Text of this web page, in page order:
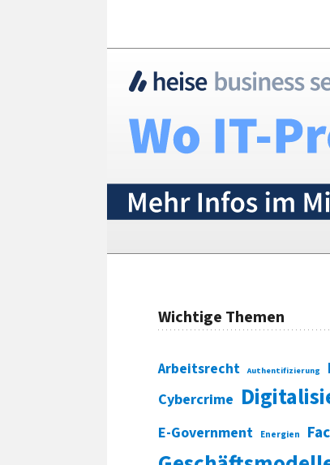
Wichtige Themen
Arbeitsrecht Authentifizierung
Cybercrime
E-Government Energien